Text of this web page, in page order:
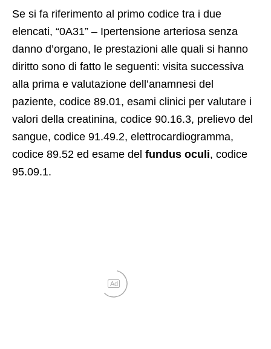
Se si fa riferimento al primo codice tra i due
elencati, “0A31” – Ipertensione arteriosa senza
danno d’organo, le prestazioni alle quali si hanno
diritto sono di fatto le seguenti: visita successiva
alla prima e valutazione dell’anamnesi del
paziente, codice 89.01, esami clinici per valutare i
valori della creatinina, codice 90.16.3, prelievo del
sangue, codice 91.49.2, elettrocardiogramma,
codice 89.52 ed esame del fundus oculi, codice
95.09.1.
Ad